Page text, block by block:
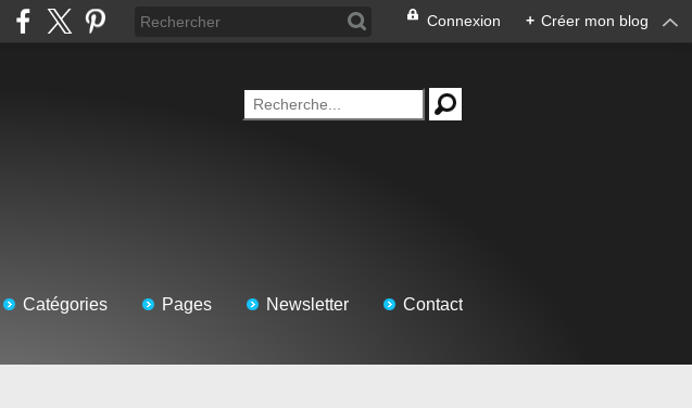
Connexion + Créer mon blog
Catégories Pages Newsletter Contact